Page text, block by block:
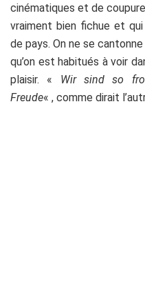
cinématiques et de
vraiment bien fichue et
de pays. On ne se
qu’on est habitués à voir
plaisir. « Wir sind so
Freude« , comme dirait